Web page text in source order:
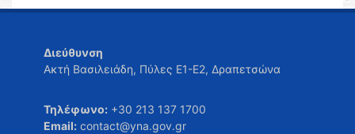
Διεύθυνση
Ακτή Βασιλειάδη, Πύλες Ε1-Ε2, Δραπετσώνα
Τηλέφωνο: +30 213 137 1700
Email: contact@yna.gov.gr